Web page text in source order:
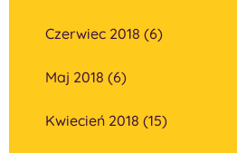
Czerwiec 2018 (6)
Maj 2018 (6)
Kwiecień 2018 (15)